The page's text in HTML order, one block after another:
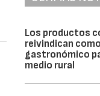
Los productos
reivindican
gastronómico
medio rural